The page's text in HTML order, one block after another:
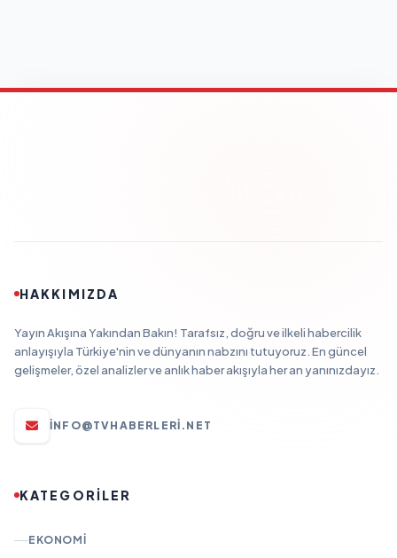
HAKKIMIZDA
Yayın Akışına Yakından Bakın! Tarafsız, doğru ve ilkeli habercilik
anlayışıyla Türkiye'nin ve dünyanın nabzını tutuyoruz. En güncel
gelişmeler, özel analizler ve anlık haber akışıyla her an yanınızdayız.
INFO@TVHABERLERI.NET
KATEGORİLER
EKONOMI